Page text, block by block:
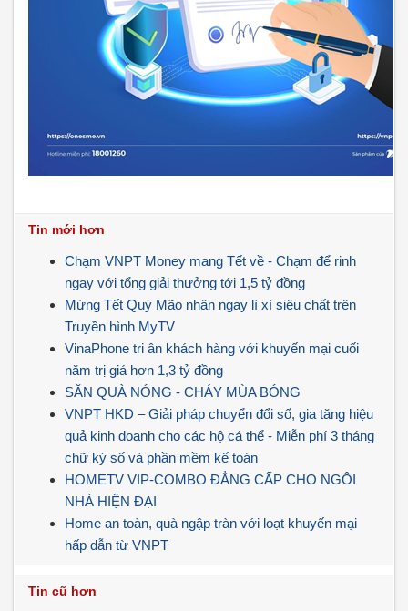
Tin mới hơn
Chạm VNPT Money mang Tết về - Chạm để rinh
ngay với tổng giải thưởng tới 1,5 tỷ đồng
Mừng Tết Quý Mão nhận ngay lì xì siêu chất trên
Truyền hình MyTV
VinaPhone tri ân khách hàng với khuyến mại cuối
năm trị giá hơn 1,3 tỷ đồng
SĂN QUÀ NÓNG - CHÁY MÙA BÓNG
VNPT HKD – Giải pháp chuyển đổi số, gia tăng hiệu
quả kinh doanh cho các hộ cá thể - Miễn phí 3 tháng
chữ ký số và phần mềm kế toán
HOMETV VIP-COMBO ĐẲNG CẤP CHO NGÔI
NHÀ HIỆN ĐẠI
Home an toàn, quà ngập tràn với loạt khuyến mại
hấp dẫn từ VNPT
Tin cũ hơn